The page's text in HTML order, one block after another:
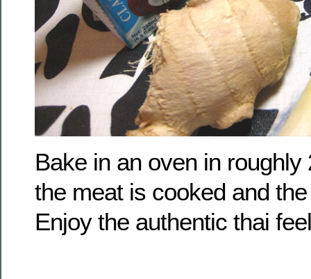
Bake in an oven in roughly
the meat is cooked and
Enjoy the authentic thai